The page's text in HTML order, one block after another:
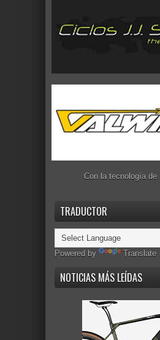
Con la tecnología de
TRADUCTOR
Powered by Translate
NOTICIAS MÁS LEÍDAS